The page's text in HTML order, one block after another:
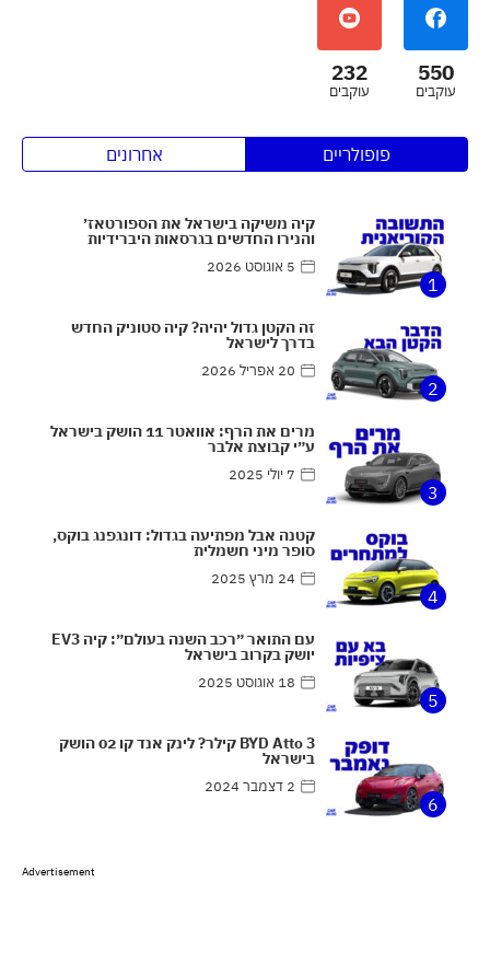
550
עוקבים
232
עוקבים
פופולריים אחרונים
1
קיה משיקה בישראל את הספורטאז׳
והנירו החדשים בגרסאות היברידיות
5 אוגוסט 2026
2
זה הקטן גדול יהיה? קיה סטוניק החדש
בדרך לישראל
20 אפריל 2026
3
מרים את הרף: אוואטר 11 הושק בישראל
ע״י קבוצת אלבר
7 יולי 2025
4
קטנה אבל מפתיעה בגדול: דונגפנג בוקס,
סופר מיני חשמלית
24 מרץ 2025
5
עם התואר ״רכב השנה בעולם״: קיה EV3
יושק בקרוב בישראל
18 אוגוסט 2025
6
BYD Atto 3 קילר? לינק אנד קו 02 הושק
בישראל
2 דצמבר 2024
Advertisement